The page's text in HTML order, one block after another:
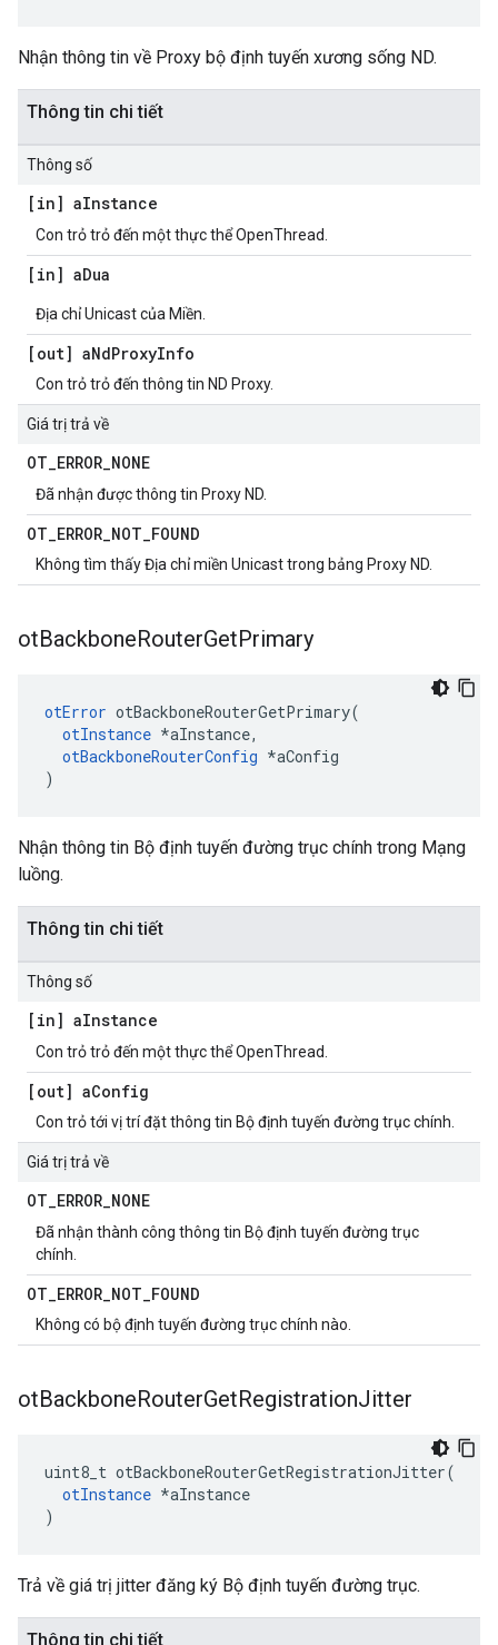
Nhận thông tin về Proxy bộ định tuyến xương sống ND.
Thông tin chi tiết
Thông số
[in] aInstance
Con trỏ trỏ đến một thực thể OpenThread.
[in] aDua
Địa chỉ Unicast của Miền.
[out] aNdProxyInfo
Con trỏ trỏ đến thông tin ND Proxy.
Giá trị trả về
OT_ERROR_NONE
Đã nhận được thông tin Proxy ND.
OT_ERROR_NOT_FOUND
Không tìm thấy Địa chỉ miền Unicast trong bảng Proxy ND.
otBackboneRouterGetPrimary
otError otBackboneRouterGetPrimary(
otInstance *aInstance,
otBackboneRouterConfig *aConfig
)
Nhận thông tin Bộ định tuyến đường trục chính trong Mạng
luồng.
Thông tin chi tiết
Thông số
[in] aInstance
Con trỏ trỏ đến một thực thể OpenThread.
[out] aConfig
Con trỏ tới vị trí đặt thông tin Bộ định tuyến đường trục chính.
Giá trị trả về
OT_ERROR_NONE
Đã nhận thành công thông tin Bộ định tuyến đường trục
chính.
OT_ERROR_NOT_FOUND
Không có bộ định tuyến đường trục chính nào.
otBackboneRouterGetRegistrationJitter
uint8_t otBackboneRouterGetRegistrationJitter(
otInstance *aInstance
)
Trả về giá trị jitter đăng ký Bộ định tuyến đường trục.
Thông tin chi tiết